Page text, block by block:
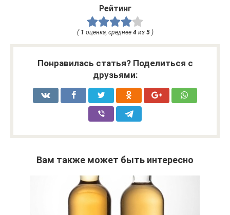
Рейтинг
( 1 оценка, среднее 4из 5)
Понравилась статья? Поделиться с
друзьями:
Вам также может быть интересно